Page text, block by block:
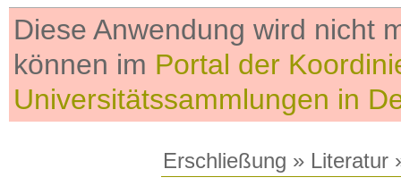
Diese Anwendung wird nicht
können im Portal der
Universitätssammlungen in
Erschließung » Literatur